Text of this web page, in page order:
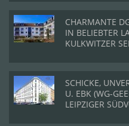
CHARMANTE
IN BELIEBTER
KULKWITZER
SCHICKE,
U. EBK (WG-
LEIPZIGER